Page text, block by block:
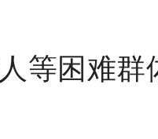
等困难群